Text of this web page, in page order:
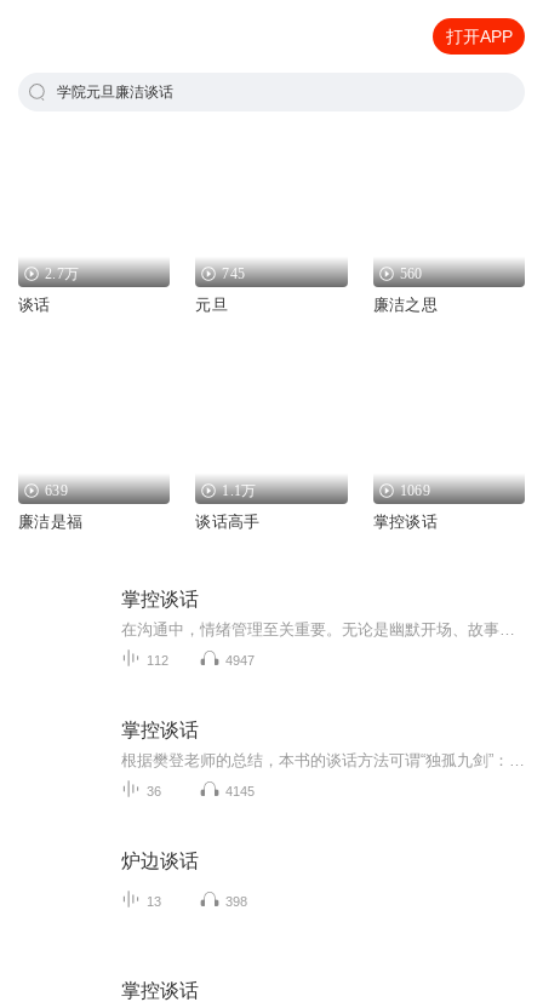
打开APP
学院元旦廉洁谈话
2.7万
谈话
745
元旦
560
廉洁之思
639
廉洁是福
1.1万
谈话高手
1069
掌控谈话
掌控谈话
112 4947
掌控谈话
36 4145
炉边谈话
13 398
掌控谈话